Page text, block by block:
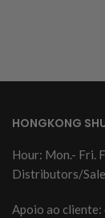
HONGKONG
Hour: Mon.- Fri.
Distributors/
Apoio ao cliente: